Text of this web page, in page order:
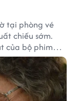
tại phòng vé
chiếu sớm.
của bộ phim
tỷ đồng ở nước